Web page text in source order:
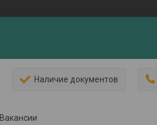
Наличие документов
Вакансии